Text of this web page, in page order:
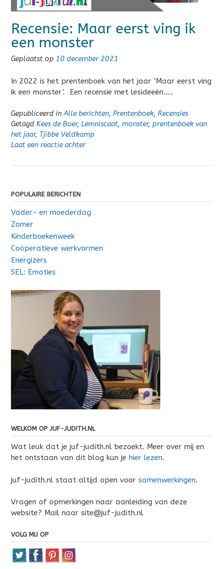
Recensie: Maar eerst ving ik
een monster
Geplaatst op 10 december 2021
In 2022 is het prentenboek van het jaar ‘Maar eerst ving
ik een monster’. Een recensie met lesideeën…..
Gepubliceerd inAlle berichten, Prentenboek, Recensies
Getagd Kees de Boer, Lemniscaat, monster, prentenboek van
het jaar, Tjibbe Veldkamp
Laat een reactie achter
POPULAIRE BERICHTEN
Vader- en moederdag
Zomer
Kinderboekenweek
Coöperatieve werkvormen
Energizers
SEL: Emoties
WELKOM OP JUF-JUDITH.NL
Wat leuk dat je juf-judith.nl bezoekt. Meer over mij en
het ontstaan van dit blog kun je hier lezen.
juf-judith.nl staat altijd open voor samenwerkingen.
Vragen of opmerkingen naar aanleiding van deze
website? Mail naar site@juf-judith.nl
VOLG MIJ OP